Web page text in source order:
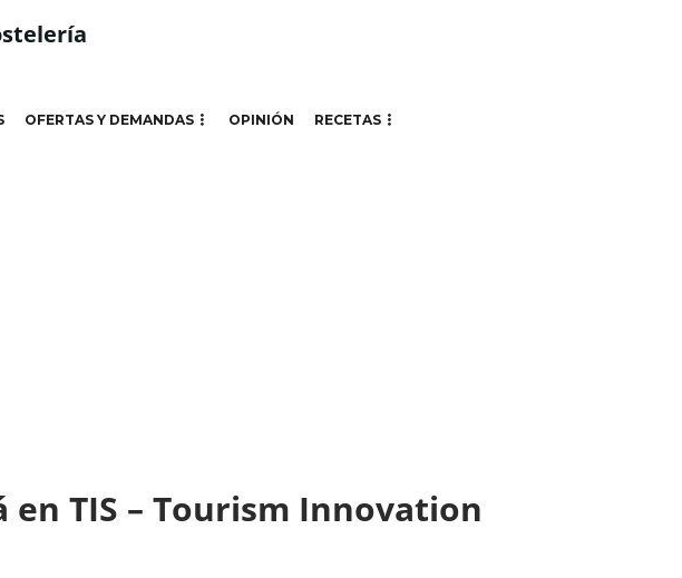
OFERTAS Y DEMANDAS OPINIÓN RECETAS
TIS – Tourism Innovation